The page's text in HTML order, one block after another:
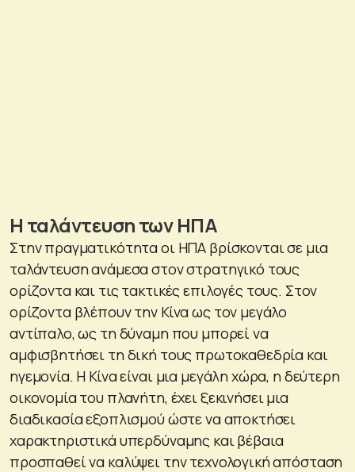
Η ταλάντευση των ΗΠΑ
Στην πραγματικότητα οι ΗΠΑ βρίσκονται σε μια
ταλάντευση ανάμεσα στον στρατηγικό τους
ορίζοντα και τις τακτικές επιλογές τους. Στον
ορίζοντα βλέπουν την Κίνα ως τον μεγάλο
αντίπαλο, ως τη δύναμη που μπορεί να
αμφισβητήσει τη δική τους πρωτοκαθεδρία και
ηγεμονία. Η Κίνα είναι μια μεγάλη χώρα, η δεύτερη
οικονομία του πλανήτη, έχει ξεκινήσει μια
διαδικασία εξοπλισμού ώστε να αποκτήσει
χαρακτηριστικά υπερδύναμης και βέβαια
προσπαθεί να καλύψει την τεχνολογική απόσταση